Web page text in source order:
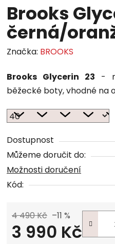
Brooks
černá/
Značka: BROOKS
Brooks Glycerin 23 -
běžecké boty, vhodné na
Dostupnost
Můžeme doručit do:
Možnosti doručení
Kód:
4 490 Kč –11 %
3 990 Kč